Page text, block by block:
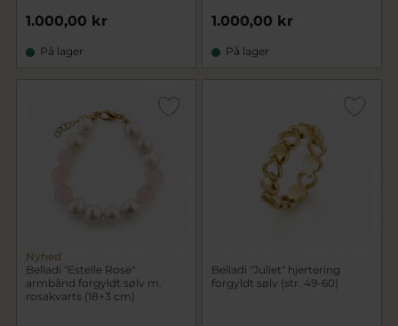
1.000,00 kr
På lager
1.000,00 kr
På lager
Nyhed
Belladi "Estelle Rose"
armbånd forgyldt sølv m.
rosakvarts (18+3 cm)
Belladi "Juliet" hjertering
forgyldt sølv (str. 49-60)